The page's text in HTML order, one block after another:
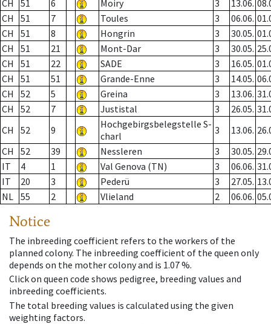
CH 51 6 Moiry 3 13.06.
CH
51 7 Toules 3 06.06.
CH
51 8 Hongrin 3 30.05.
CH
51 21 Mont-Dar 3 30.05.
CH
51 22 SADE 3 16.05.
CH
51 51 Grande-Enne 3 14.05.
CH
52 5 Greina 3 13.06.
CH
52 7 Justistal 3 26.05.
CH
52 9
Hochgebirgsbelegstelle S-
charl
3 13.06.
CH
52 39 Nessleren 3 30.05.
IT
4 1 Val Genova (TN) 3 06.06.
IT
20 3 Pederü 3 27.05.
NL 55 2 Vlieland 2 06.06.
Notice
The inbreeding coefficient refers to the workers of the
planned colony. The inbreeding coefficient of the queen only
depends on the mother colony and is 1.07 %.
Click on queen code shows pedigree, breeding values and
inbreeding coefficients.
The total breeding values is calculated using the given
weighting factors.